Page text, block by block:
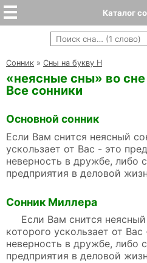
Каталог
Cонник » Сны на букву Н
«неясные сны» во
Все сонники
Основной сонник
Если Вам снится неясный
ускользает от Вас - это
неверность в дружбе, либо
предприятия в деловой
Сонник Миллера
Если Вам снится неясный
которого ускользает от
неверность в дружбе, либо
предприятия в деловой